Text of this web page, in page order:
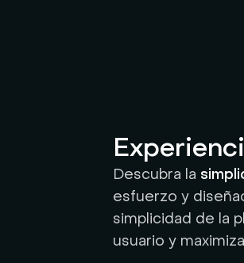
Descubra la
esfuerzo y
simplicidad de la
usuario y